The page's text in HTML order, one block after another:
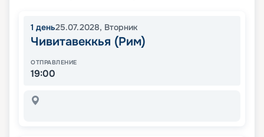
1 день25.07.2028, Вторник
Чивитавеккья (Рим)
ОТПРАВЛЕНИЕ
19:00